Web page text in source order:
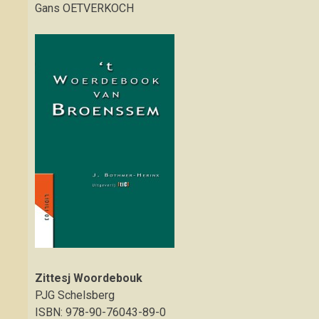
Gans OETVERKOCH
Zittesj Woordebouk
PJG Schelsberg
ISBN: 978-90-76043-89-0